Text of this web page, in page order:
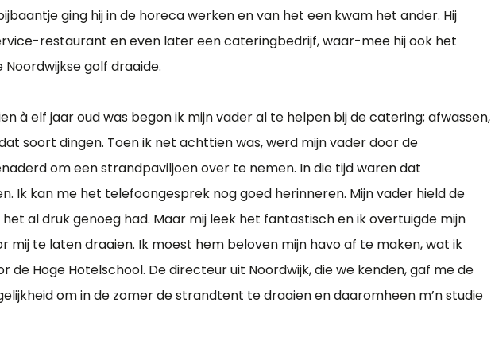
ging hij in de horeca werken en van het een kwam het ander. Hij
restaurant en even later een cateringbedrijf, waar-mee hij ook het
golf draaide.
à elf jaar oud was begon ik mijn vader al te helpen bij de catering; afwassen,
soort dingen. Toen ik net achttien was, werd mijn vader door de
om een strandpaviljoen over te nemen. In die tijd waren dat
Ik kan me het telefoongesprek nog goed herinneren. Mijn vader hield de
al druk genoeg had. Maar mij leek het fantastisch en ik overtuigde mijn
mij te laten draaien. Ik moest hem beloven mijn havo af te maken, wat ik
de Hoge Hotelschool. De directeur uit Noordwijk, die we kenden, gaf me de
om in de zomer de strandtent te draaien en daaromheen m’n studie